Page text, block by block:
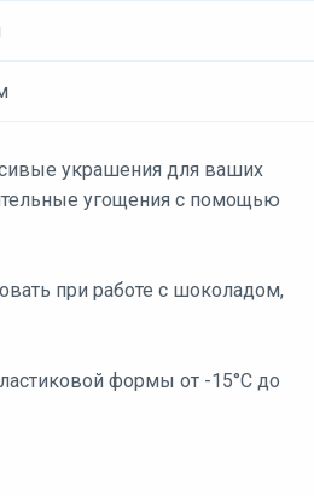
украшения для ваших
угощения с помощью
при работе с шоколадом,
формы от -15°С до